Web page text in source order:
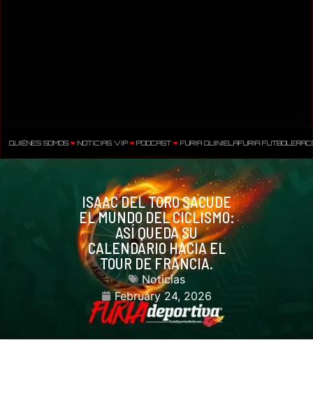
QUIÉNES SOMOS NOTICIAS VIP PODCAST FURIA QUINIELAFURIA FUTBOLERA
ISAAC DEL TORO SACUDE
EL MUNDO DEL CICLISMO:
ASÍ QUEDA SU
CALENDARIO HACIA EL
TOUR DE FRANCIA.
Noticias
February 24, 2026